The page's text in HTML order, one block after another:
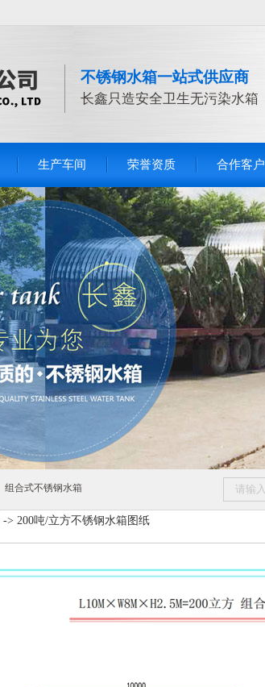
不锈钢水箱一站式供应商
长鑫只造安全卫生无污染水箱
生产车间 荣誉资质 合作客户
组合式不锈钢水箱
-> 200吨/立方不锈钢水箱图纸